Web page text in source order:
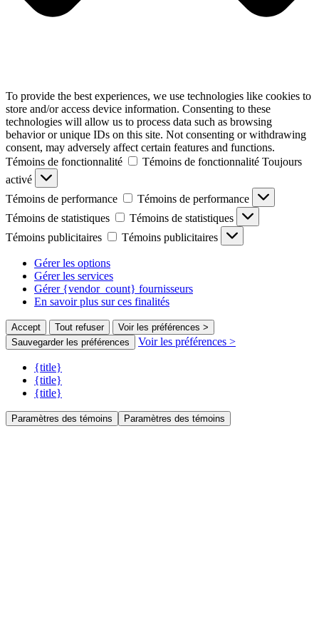
To provide the best experiences, we use technologies like cookies to
store and/or access device information. Consenting to these
technologies will allow us to process data such as browsing
behavior or unique IDs on this site. Not consenting or withdrawing
consent, may adversely affect certain features and functions.
Témoins de fonctionnalité
Témoins de fonctionnalité Toujours
activé
Témoins de performance
Témoins de performance
Témoins de statistiques
Témoins de statistiques
Témoins publicitaires
Témoins publicitaires
Gérer les options
Gérer les services
Gérer {vendor_count} fournisseurs
En savoir plus sur ces finalités
Accept Tout refuser
Voir les préférences >
Sauvegarder les préférences
Voir les préférences >
{title}
{title}
{title}
Paramètres des témoins Paramètres des témoins